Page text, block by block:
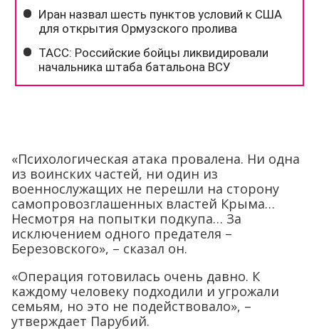
«Психологическая атака провалена. Ни одна
из воинских частей, ни один из
военнослужащих не перешли на сторону
самопровозглашенных властей Крыма…
Несмотря на попытки подкупа… За
исключением одного предателя –
Березовского», – сказал он.
«Операция готовилась очень давно. К
каждому человеку подходили и угрожали
семьям, но это не подействовало», –
утверждает Парубий.